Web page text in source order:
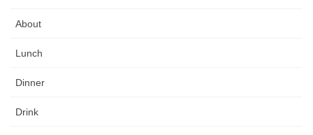
About
Lunch
Dinner
Drink